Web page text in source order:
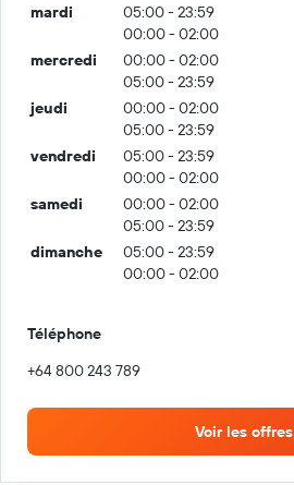
mardi
05:00 - 23:59
00:00 - 02:00
mercredi
00:00 - 02:00
05:00 - 23:59
jeudi
00:00 - 02:00
05:00 - 23:59
vendredi
05:00 - 23:59
00:00 - 02:00
samedi
00:00 - 02:00
05:00 - 23:59
dimanche
05:00 - 23:59
00:00 - 02:00
Téléphone
+64 800 243 789
Voir les offres